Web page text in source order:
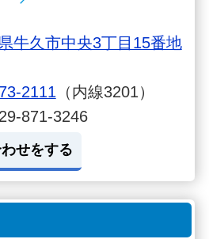
牛久市中央3丁目15番地
2111 （内線3201）
871-3246
せをする